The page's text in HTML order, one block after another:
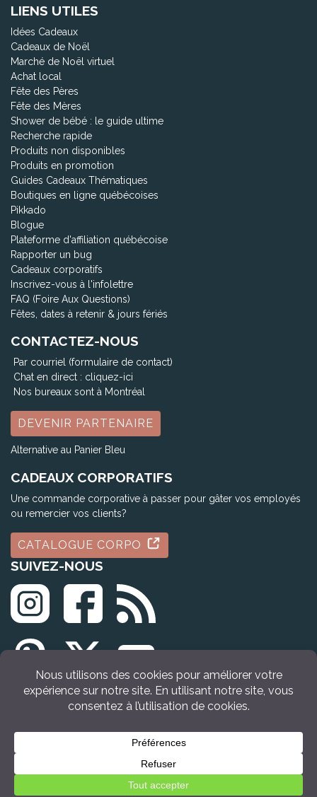
LIENS UTILES
Idées Cadeaux
Cadeaux de Noël
Marché de Noël virtuel
Achat local
Fête des Pères
Fête des Mères
Shower de bébé : le guide ultime
Recherche rapide
Produits non disponibles
Produits en promotion
Guides Cadeaux Thématiques
Boutiques en ligne québécoises
Pikkado
Blogue
Plateforme d'affiliation québécoise
Rapporter un bug
Cadeaux corporatifs
Inscrivez-vous à l'infolettre
FAQ (Foire Aux Questions)
Fêtes, dates à retenir & jours fériés
CONTACTEZ-NOUS
Par courriel (formulaire de contact)
Chat en direct : cliquez-ici
Nos bureaux sont à Montréal
DEVENIR PARTENAIRE
Alternative au Panier Bleu
CADEAUX CORPORATIFS
Une commande corporative à passer pour gâter vos employés
ou remercier vos clients?
CATALOGUE CORPO
SUIVEZ-NOUS
© Tous droits réservés Idée Cadeau Québec (2009 - 2026)
Retour en haut